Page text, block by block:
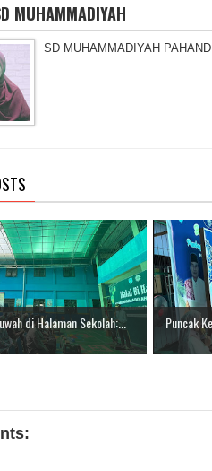
MUHAMMADIYAH
SD MUHAMMADIYAH
di Halaman Sekolah:... Puncak